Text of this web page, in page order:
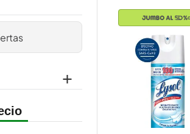
pollo
cafe